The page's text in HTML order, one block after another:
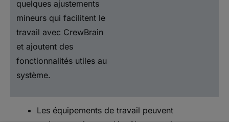
quelques ajustements
mineurs qui facilitent le
travail avec CrewBrain
et ajoutent des
fonctionnalités utiles au
système.
Les équipements de travail peuvent